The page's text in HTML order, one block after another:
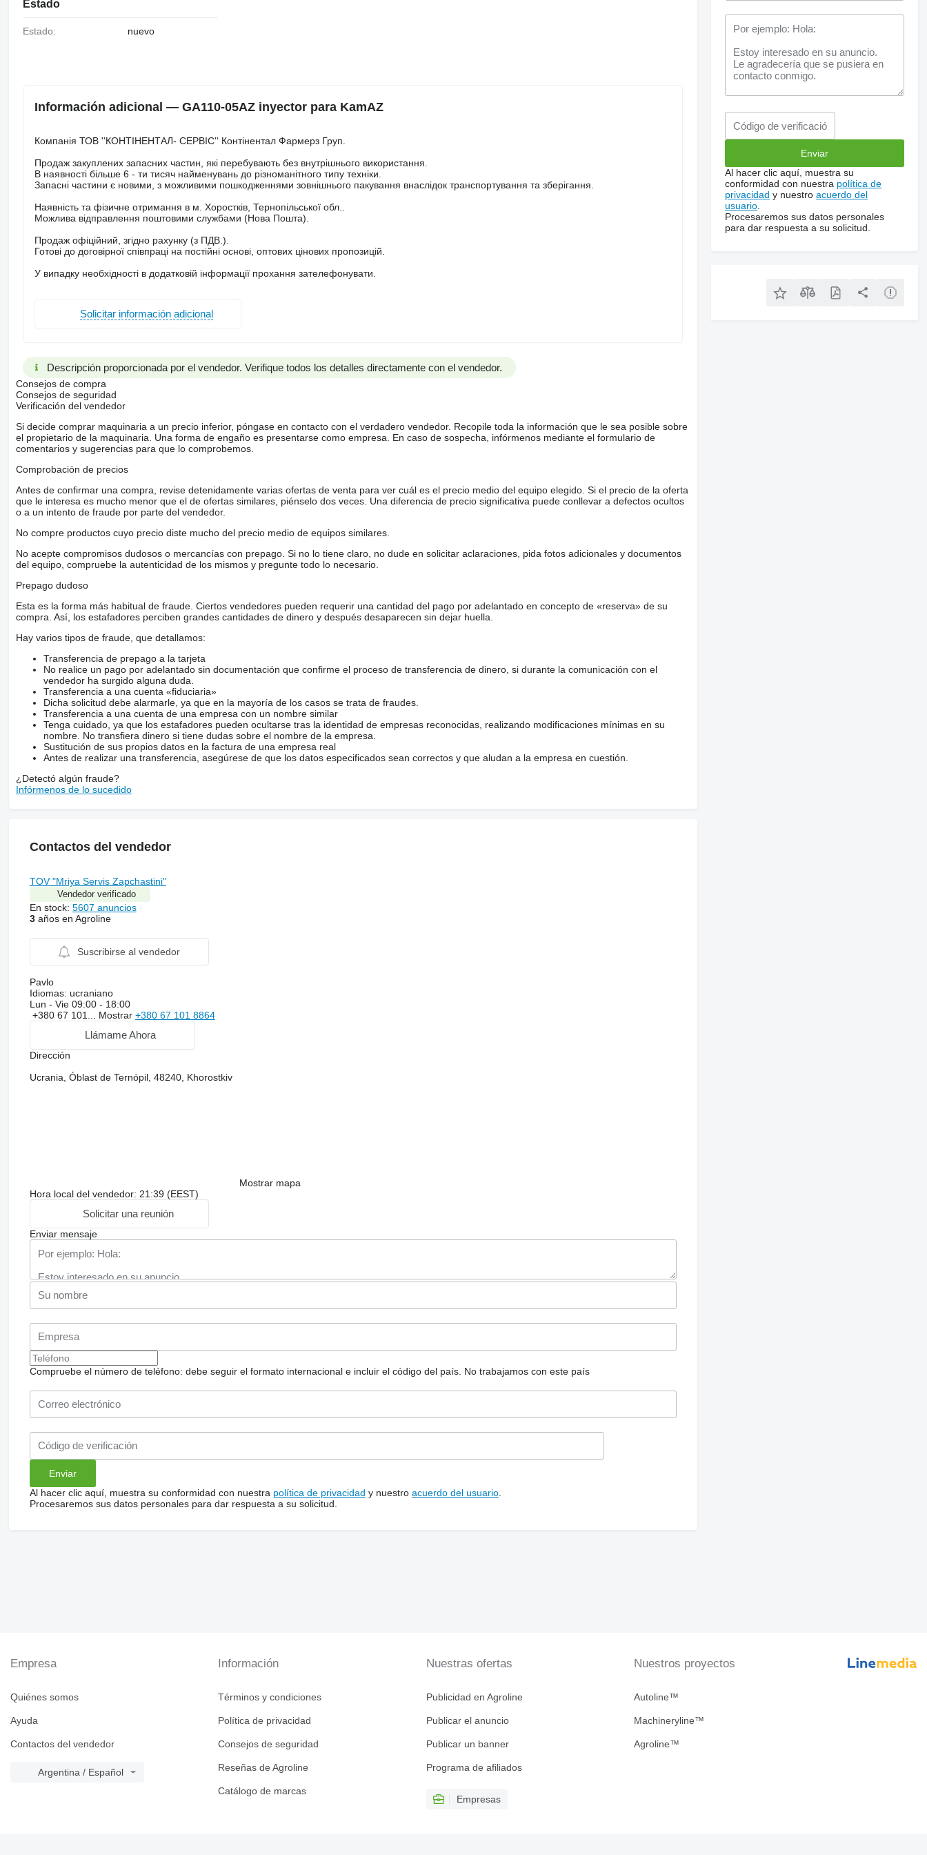
Estado
Estado: nuevo
Información adicional — GA110-05AZ inyector para KamAZ
Компанія ТОВ ''КОНТІНЕНТАЛ- СЕРВІС'' Контінентал Фармерз Груп.
Продаж закуплених запасних частин, які перебувають без внутрішнього використання.
В наявності більше 6 - ти тисяч найменувань до різноманітного типу техніки.
Запасні частини є новими, з можливими пошкодженнями зовнішнього пакування внаслідок транспортування та зберігання.
Наявність та фізичне отримання в м. Хоростків, Тернопільської обл..
Можлива відправлення поштовими службами (Нова Пошта).
Продаж офіційний, згідно рахунку (з ПДВ.).
Готові до договірної співпраці на постійні основі, оптових цінових пропозицій.
У випадку необхідності в додатковій інформації прохання зателефонувати.
Solicitar información adicional
Descripción proporcionada por el vendedor. Verifique todos los detalles directamente con el vendedor.
Consejos de compra
Consejos de seguridad
Verificación del vendedor
Si decide comprar maquinaria a un precio inferior, póngase en contacto con el verdadero vendedor. Recopile toda la información que le sea posible sobre
el propietario de la maquinaria. Una forma de engaño es presentarse como empresa. En caso de sospecha, infórmenos mediante el formulario de
comentarios y sugerencias para que lo comprobemos.
Comprobación de precios
Antes de confirmar una compra, revise detenidamente varias ofertas de venta para ver cuál es el precio medio del equipo elegido. Si el precio de la oferta
que le interesa es mucho menor que el de ofertas similares, piénselo dos veces. Una diferencia de precio significativa puede conllevar a defectos ocultos
o a un intento de fraude por parte del vendedor.
No compre productos cuyo precio diste mucho del precio medio de equipos similares.
No acepte compromisos dudosos o mercancías con prepago. Si no lo tiene claro, no dude en solicitar aclaraciones, pida fotos adicionales y documentos
del equipo, compruebe la autenticidad de los mismos y pregunte todo lo necesario.
Prepago dudoso
Esta es la forma más habitual de fraude. Ciertos vendedores pueden requerir una cantidad del pago por adelantado en concepto de «reserva» de su
compra. Así, los estafadores perciben grandes cantidades de dinero y después desaparecen sin dejar huella.
Hay varios tipos de fraude, que detallamos:
Transferencia de prepago a la tarjeta
No realice un pago por adelantado sin documentación que confirme el proceso de transferencia de dinero, si durante la comunicación con el
vendedor ha surgido alguna duda.
Transferencia a una cuenta «fiduciaria»
Dicha solicitud debe alarmarle, ya que en la mayoría de los casos se trata de fraudes.
Transferencia a una cuenta de una empresa con un nombre similar
Tenga cuidado, ya que los estafadores pueden ocultarse tras la identidad de empresas reconocidas, realizando modificaciones mínimas en su
nombre. No transfiera dinero si tiene dudas sobre el nombre de la empresa.
Sustitución de sus propios datos en la factura de una empresa real
Antes de realizar una transferencia, asegúrese de que los datos especificados sean correctos y que aludan a la empresa en cuestión.
¿Detectó algún fraude?
Infórmenos de lo sucedido
Contactos del vendedor
TOV "Mriya Servis Zapchastini"
Vendedor verificado
En stock: 5607 anuncios
3años en Agroline
Suscribirse al vendedor
Pavlo
Idiomas: ucraniano
Lun - Vie 09:00 - 18:00
+380 67 101... Mostrar +380 67 101 8864
Llámame Ahora
Dirección
Ucrania, Óblast de Ternópil, 48240, Khorostkiv
Mostrar mapa
Hora local del vendedor: 21:39 (EEST)
Solicitar una reunión
Enviar mensaje
Compruebe el número de teléfono: debe seguir el formato internacional e incluir el código del país. No trabajamos con este país
Al hacer clic aquí, muestra su conformidad con nuestra política de privacidad y nuestro acuerdo del usuario.
Procesaremos sus datos personales para dar respuesta a su solicitud.
Al hacer clic aquí, muestra su
conformidad con nuestra política de
privacidad y nuestroacuerdo del
usuario
Procesaremos sus datos personales
para dar respuesta a su solicitud.
Empresa
Quiénes somos
Ayuda
Contactos del vendedor
Argentina / Español
Información
Términos y condiciones
Política de privacidad
Consejos de seguridad
Reseñas de Agroline
Catálogo de marcas
Nuestras ofertas
Publicidad en Agroline
Publicar el anuncio
Publicar un banner
Programa de afiliados
Empresas
Nuestros proyectos
Autoline™
Machineryline™
Agroline™